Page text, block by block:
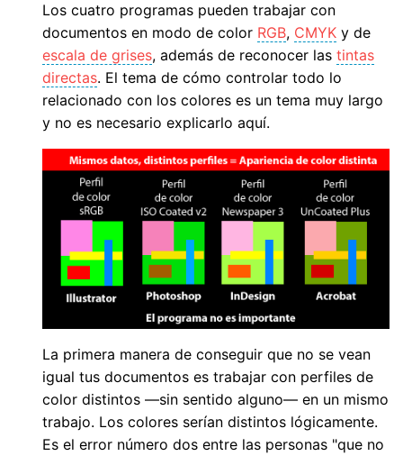
Los cuatro programas pueden trabajar con
documentos en modo de color RGB, CMYK y de
escala de grises, además de reconocer las tintas
directas. El tema de cómo controlar todo lo
relacionado con los colores es un tema muy largo
y no es necesario explicarlo aquí.
La primera manera de conseguir que no se vean
igual tus documentos es trabajar con perfiles de
color distintos —sin sentido alguno— en un mismo
trabajo. Los colores serían distintos lógicamente.
Es el error número dos entre las personas "que no